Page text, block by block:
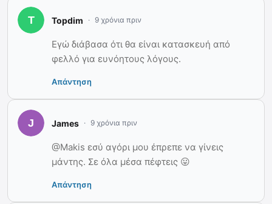
Topdim 9 χρόνια πριν
Εγώ διάβασα ότι θα είναι κατασκευή από
φελλό για ευνόητους λόγους.
Απάντηση
James 9 χρόνια πριν
@Makis εσύ αγόρι μου έπρεπε να γίνεις
μάντης. Σε όλα μέσα πέφτεις 😛
Απάντηση